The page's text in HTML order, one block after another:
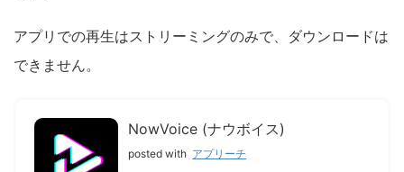
アプリでの再生はストリーミングのみで、ダウンロードは
できません。
NowVoice (ナウボイス)
posted with アプリーチ